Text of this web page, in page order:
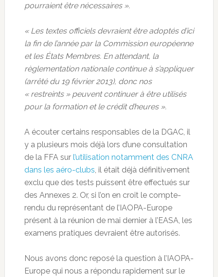
pourraient être nécessaires ».
« Les textes officiels devraient être adoptés d’ici
la fin de l’année par la Commission européenne
et les États Membres. En attendant, la
règlementation nationale continue à s’appliquer
(arrêté du 19 février 2013), donc nos
« restreints » peuvent continuer à être utilisés
pour la formation et le crédit d’heures ».
A écouter certains responsables de la DGAC, il
y a plusieurs mois déjà lors d’une consultation
de la FFA sur l’utilisation notamment des CNRA
dans les aéro-clubs, il était déjà définitivement
exclu que des tests puissent être effectués sur
des Annexes 2. Or, si l’on en croit le compte-
rendu du représentant de l’IAOPA-Europe
présent à la réunion de mai dernier à l’EASA, les
examens pratiques devraient être autorisés.
Nous avons donc reposé la question à l’IAOPA-
Europe qui nous a répondu rapidement sur le